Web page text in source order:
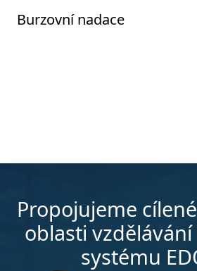
Burzovní nadace
Propojujeme
oblasti
systému